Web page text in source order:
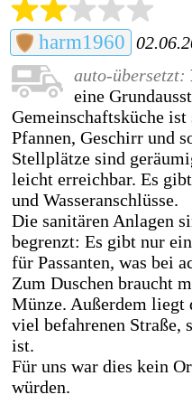
harm1960
auto-übersetzt:
eine
Gemeinschaftsküche
Pfannen, Geschirr und
Stellplätze sind
leicht erreichbar. Es
und Wasseranschlüsse.
Die sanitären Anlagen
begrenzt: Es gibt nur
für Passanten, was bei
Zum Duschen braucht
Münze. Außerdem liegt
viel befahrenen Straße,
ist.
Für uns war dies kein
würden.